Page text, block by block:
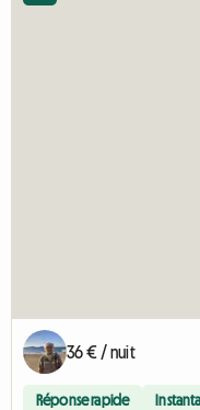
36 € / nuit
Réponse rapide